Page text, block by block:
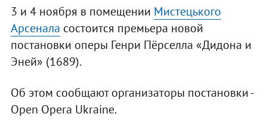
3 и 4 ноября в помещении Мистецького
Арсенала состоится премьера новой
постановки оперы Генри Пёрселла «Дидона и
Эней» (1689).
Об этом сообщают организаторы постановки -
Open Opera Ukraine.